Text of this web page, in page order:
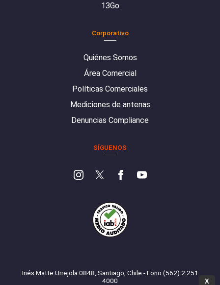
13Go
Corporativo
Quiénes Somos
Área Comercial
Políticas Comerciales
Mediciones de antenas
Denuncias Compliance
SÍGUENOS
Inés Matte Urrejola 0848, Santiago, Chile - Fono (562) 2 251
4000
X